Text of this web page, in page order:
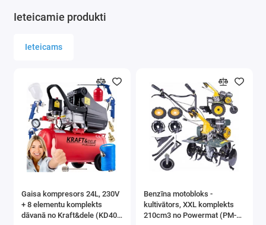
Maks. sniega biezums (cm): 40
Dzinēja darba apgriezieni (apgr./min): 3600
Atpakaļgaitas ātrumu skaits: 1
Iedarbināšana: Ar elektrisko starteri / manuāli
Apsildāmi rokturi: Nē
Skursteņa iestatījums: 190 °
Darba platums (cm): 56
Svars (kg): 55
Pašgājējs: Jā
Riteņa diametrs (collas): 12
Ieteicamie produkti
Ieteicams
Gaisa kompresors 24L, 230V
+ 8 elementu komplekts
dāvanā no Kraft&dele (KD400
Benzīna motobloks -
kultivātors, XXL komplekts
210cm3 no Powermat (PM-